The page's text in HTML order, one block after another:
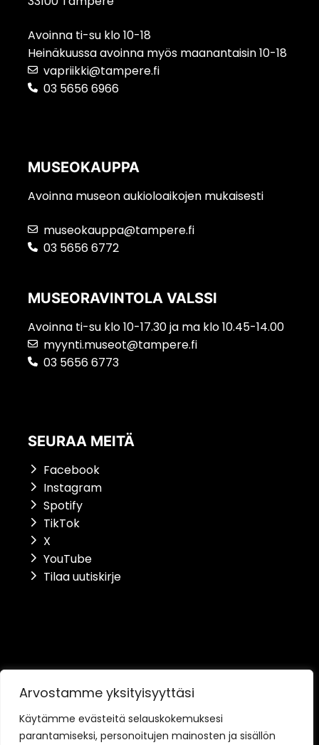
Arvostamme yksityisyyttäsi
Käytämme evästeitä selauskokemuksesi
parantamiseksi, personoitujen mainosten ja sisällön
Avoinna ti-su klo 10-18
Heinäkuussa avoinna myös maanantaisin 10-18
vapriikki@tampere.fi
03 5656 6966
MUSEOKAUPPA
Avoinna museon aukioloaikojen mukaisesti
museokauppa@tampere.fi
03 5656 6772
MUSEORAVINTOLA VALSSI
Avoinna ti-su klo 10-17.30 ja ma klo 10.45-14.00
myynti.museot@tampere.fi
03 5656 6773
SEURAA MEITÄ
Facebook
Instagram
Spotify
TikTok
X
YouTube
Tilaa uutiskirje
Saavutettavuusseloste
Tietosuojaseloste